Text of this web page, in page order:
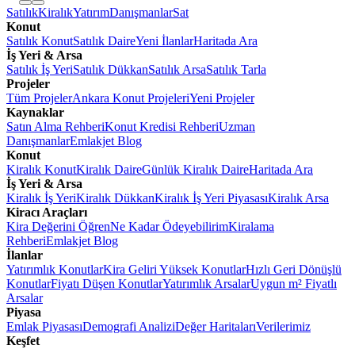
SatılıkKiralıkYatırımDanışmanlarSat
Konut
Satılık KonutSatılık DaireYeni İlanlarHaritada Ara
İş Yeri & Arsa
Satılık İş YeriSatılık DükkanSatılık ArsaSatılık Tarla
Projeler
Tüm ProjelerAnkara Konut ProjeleriYeni Projeler
Kaynaklar
Satın Alma RehberiKonut Kredisi RehberiUzman
DanışmanlarEmlakjet Blog
Konut
Kiralık KonutKiralık DaireGünlük Kiralık DaireHaritada Ara
İş Yeri & Arsa
Kiralık İş YeriKiralık DükkanKiralık İş Yeri PiyasasıKiralık Arsa
Kiracı Araçları
Kira Değerini ÖğrenNe Kadar ÖdeyebilirimKiralama
RehberiEmlakjet Blog
İlanlar
Yatırımlık KonutlarKira Geliri Yüksek KonutlarHızlı Geri Dönüşlü
KonutlarFiyatı Düşen KonutlarYatırımlık ArsalarUygun m² Fiyatlı
Arsalar
Piyasa
Emlak PiyasasıDemografi AnaliziDeğer HaritalarıVerilerimiz
Keşfet